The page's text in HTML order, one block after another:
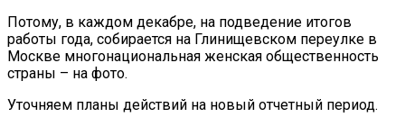
Потому, в каждом декабре, на подведение итогов
работы года, собирается на Глинищевском переулке в
Москве многонациональная женская общественность
страны – на фото.
Уточняем планы действий на новый отчетный период.